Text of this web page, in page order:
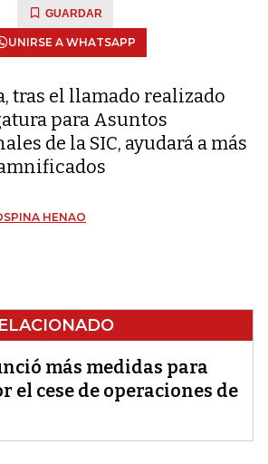
GUARDAR
UNIRSE A WHATSAPP
tras el llamado realizado
para Asuntos
de la SIC, ayudará a más
HENAO
más medidas para
el cese de operaciones de